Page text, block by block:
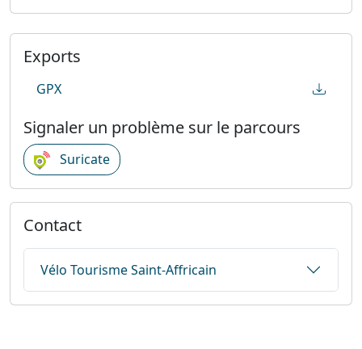
Exports
GPX
Signaler un problème sur le parcours
Suricate
Contact
Vélo Tourisme Saint-Affricain